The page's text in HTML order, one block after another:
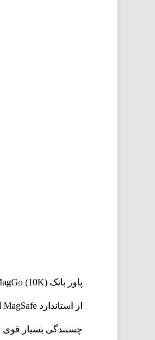
از استاندارد MagSafe اپل پشتیبانی می‌کند و در حین شارژ، به مدل‌های آیفون از سری 12 به بعد می‌چسبد.
چسبندگی بسیار قوی